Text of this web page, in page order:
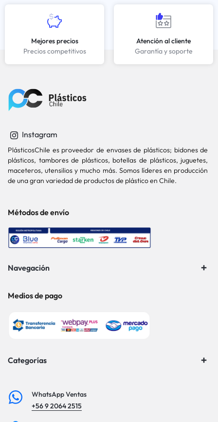
Mejores precios
Precios competitivos
Atención al cliente
Garantía y soporte
Instagram
PlásticosChile es proveedor de envases de plásticos; bidones de
plásticos, tambores de plásticos, botellas de plásticos, juguetes,
maceteros, utensilios y mucho más. Somos líderes en producción
de una gran variedad de productos de plástico en Chile.
Métodos de envío
Navegación
Medios de pago
Categorías
WhatsApp Ventas
+56 9 2064 2515